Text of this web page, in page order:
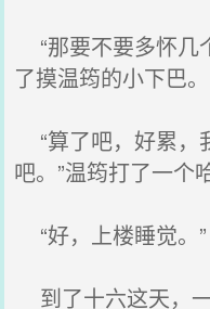
“那要不要多怀几
了摸温筠的小下巴。
“算了吧，好累，
吧。”温筠打了一个
“好，上楼睡觉。”
到了十六这天，